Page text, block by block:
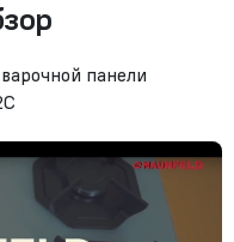
панели